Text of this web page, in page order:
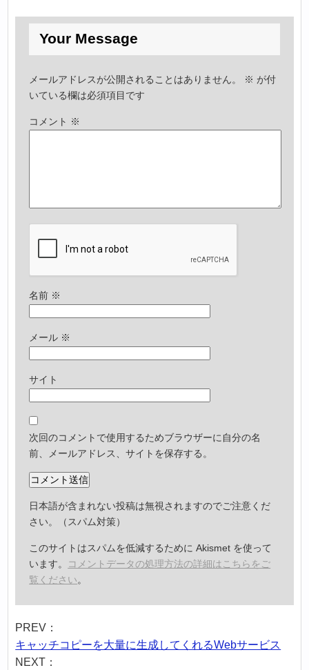
Your Message
メールアドレスが公開されることはありません。 ※ が付
いている欄は必須項目です
コメント ※
名前 ※
メール ※
サイト
次回のコメントで使用するためブラウザーに自分の名
前、メールアドレス、サイトを保存する。
日本語が含まれない投稿は無視されますのでご注意くだ
さい。（スパム対策）
このサイトはスパムを低減するために Akismet を使って
います。
コメントデータの処理方法の詳細はこちらをご
覧ください。
PREV：
キャッチコピーを大量に生成してくれるWebサービス
NEXT：